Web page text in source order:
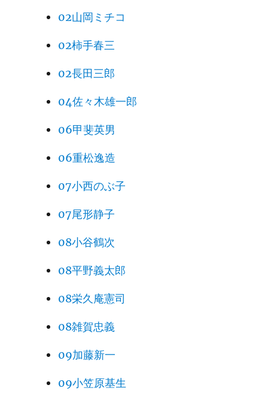
02山岡ミチコ
02柿手春三
02長田三郎
04佐々木雄一郎
06甲斐英男
06重松逸造
07小西のぶ子
07尾形静子
08小谷鶴次
08平野義太郎
08栄久庵憲司
08雑賀忠義
09加藤新一
09小笠原基生